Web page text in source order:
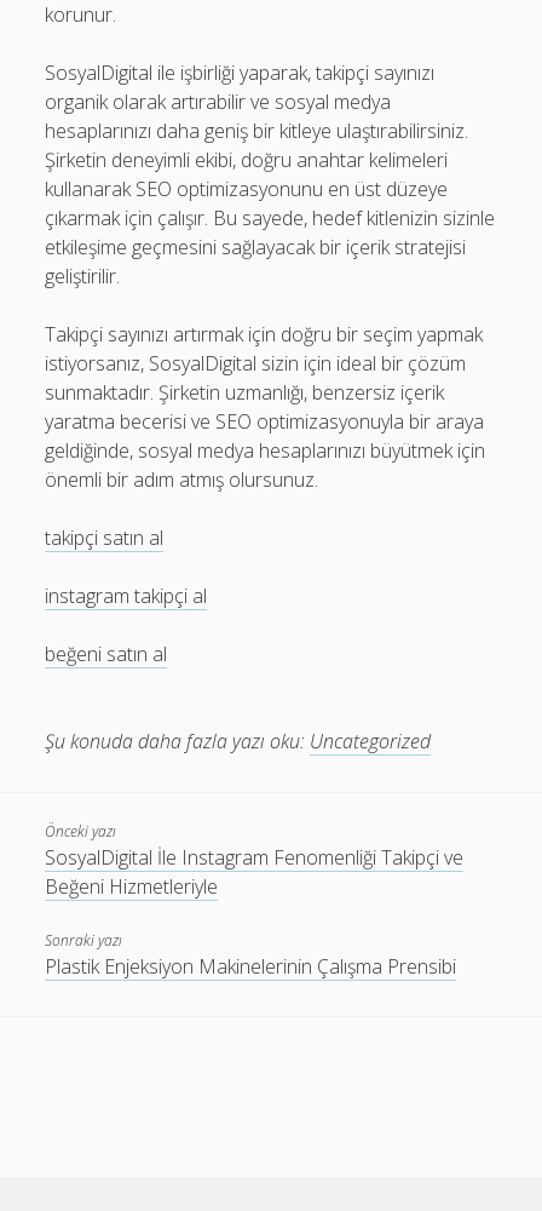
korunur.
SosyalDigital ile işbirliği yaparak, takipçi sayınızı
organik olarak artırabilir ve sosyal medya
hesaplarınızı daha geniş bir kitleye ulaştırabilirsiniz.
Şirketin deneyimli ekibi, doğru anahtar kelimeleri
kullanarak SEO optimizasyonunu en üst düzeye
çıkarmak için çalışır. Bu sayede, hedef kitlenizin sizinle
etkileşime geçmesini sağlayacak bir içerik stratejisi
geliştirilir.
Takipçi sayınızı artırmak için doğru bir seçim yapmak
istiyorsanız, SosyalDigital sizin için ideal bir çözüm
sunmaktadır. Şirketin uzmanlığı, benzersiz içerik
yaratma becerisi ve SEO optimizasyonuyla bir araya
geldiğinde, sosyal medya hesaplarınızı büyütmek için
önemli bir adım atmış olursunuz.
takipçi satın al
instagram takipçi al
beğeni satın al
Şu konuda daha fazla yazı oku: Uncategorized
Önceki yazı
SosyalDigital İle Instagram Fenomenliği Takipçi ve
Beğeni Hizmetleriyle
Sonraki yazı
Plastik Enjeksiyon Makinelerinin Çalışma Prensibi